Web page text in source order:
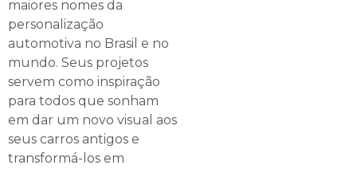
maiores nomes da
personalização
automotiva no Brasil e no
mundo. Seus projetos
servem como inspiração
para todos que sonham
em dar um novo visual aos
seus carros antigos e
transformá-los em